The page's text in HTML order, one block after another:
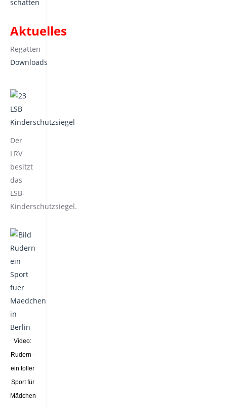
Aktuelles
Regatten
Downloads
Der
LRV
besitzt
das
LSB-
Kinderschutzsiegel.
Video:
Rudern -
ein toller
Sport für
Mädchen